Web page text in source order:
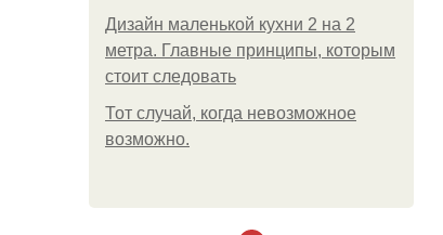
Дизайн маленькой кухни 2 на 2
метра. Главные принципы, которым
стоит следовать
Тот случай, когда невозможное
возможно.